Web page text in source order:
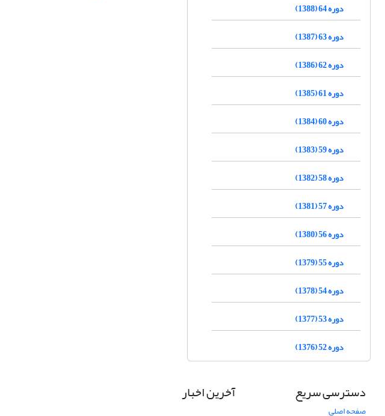
دوره 64 (1388)
دوره 63 (1387)
دوره 62 (1386)
دوره 61 (1385)
دوره 60 (1384)
دوره 59 (1383)
دوره 58 (1382)
دوره 57 (1381)
دوره 56 (1380)
دوره 55 (1379)
دوره 54 (1378)
دوره 53 (1377)
دوره 52 (1376)
دسترسی سریع
صفحه اصلی
آخرین اخبار